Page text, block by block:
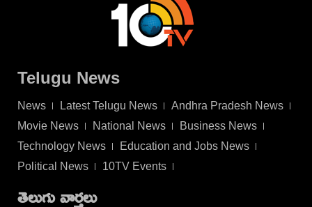
Telugu News
News Latest Telugu News
Andhra Pradesh News
Movie News
National News
Business News
Technology News
Education and Jobs News
Political News
10TV Events
తెలుగు వార్తలు